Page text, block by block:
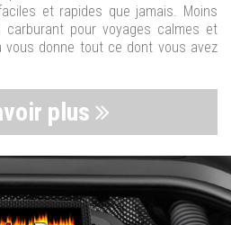
et rapides que jamais. Moins
carburant pour voyages calmes et
vous donne tout ce dont vous avez
plus